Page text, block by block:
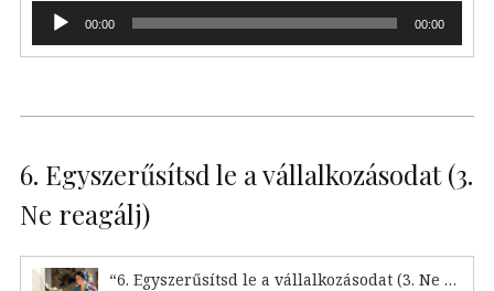
Audió
lejátszó00:00 00:00
6. Egyszerűsítsd le a vállalkozásodat (3.
Ne reagálj)
“6. Egyszerűsítsd le a vállalkozásodat (3. Ne reagálj)”